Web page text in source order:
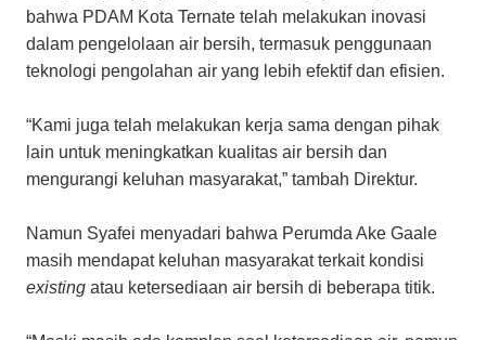
bahwa PDAM Kota Ternate telah melakukan inovasi
dalam pengelolaan air bersih, termasuk penggunaan
teknologi pengolahan air yang lebih efektif dan efisien.
“Kami juga telah melakukan kerja sama dengan pihak
lain untuk meningkatkan kualitas air bersih dan
mengurangi keluhan masyarakat,” tambah Direktur.
Namun Syafei menyadari bahwa Perumda Ake Gaale
masih mendapat keluhan masyarakat terkait kondisi
existing atau ketersediaan air bersih di beberapa titik.